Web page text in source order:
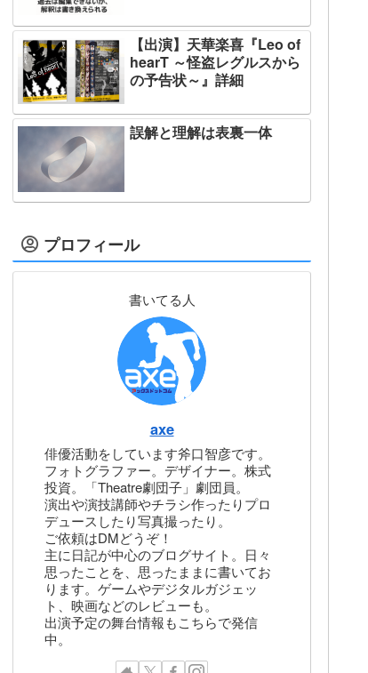
【出演】天華楽喜『Leo of
hearT ～怪盗レグルスから
の予告状～』詳細
誤解と理解は表裏一体
プロフィール
書いてる人
axe
俳優活動をしています斧口智彦です。
フォトグラファー。デザイナー。株式
投資。「Theatre劇団子」劇団員。
演出や演技講師やチラシ作ったりプロ
デュースしたり写真撮ったり。
ご依頼はDMどうぞ！
主に日記が中心のブログサイト。日々
思ったことを、思ったままに書いてお
ります。ゲームやデジタルガジェッ
ト、映画などのレビューも。
出演予定の舞台情報もこちらで発信
中。